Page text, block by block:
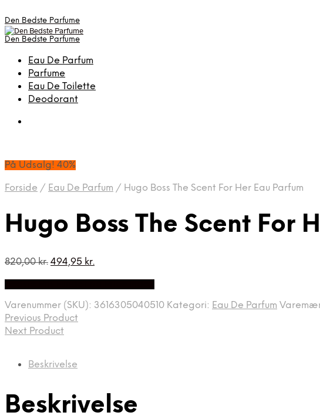
Den Bedste Parfume
Den Bedste Parfume
Eau De Parfum
Parfume
Eau De Toilette
Deodorant
På Udsalg! 40%
Forside / Eau De Parfum / Hugo Boss The Scent For Her Eau Parfum
Hugo Boss The Scent For
820,00kr. Den
820,00 kr..
494,95 kr.
494,95 kr..
Varenummer (SKU): 3616305040510 Kategori: Eau De Parfum
Previous Product
Next Product
Beskrivelse
Beskrivelse